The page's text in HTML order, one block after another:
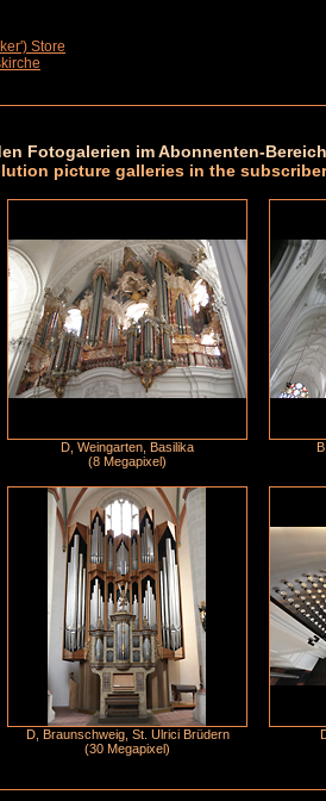
Store
Fotogalerien im Abonnenten-Bereich
picture galleries in the
D, Weingarten, Basilika
(8 Megapixel)
D, Braunschweig, St. Ulrici Brüdern
(30 Megapixel)